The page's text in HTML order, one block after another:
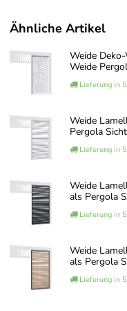
Ähnliche Artikel
Weide
Weide
Lieferung in
Weide
Pergola
Lieferung in
Weide
als Pergola
Lieferung in
Weide
als Pergola
Lieferung in